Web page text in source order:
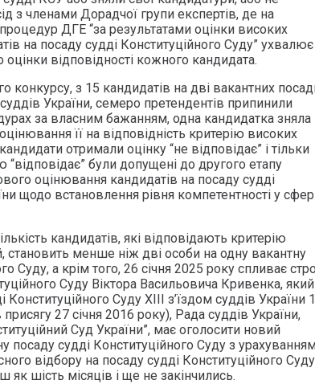
з членами Дорадчої групи експертів, де на
ДГЕ “за результатами оцінки високих
на посаду судді Конституційного Суду” ухвалює
відповідності кожного кандидата.
конкурсу, з 15 кандидатів на дві вакантних
України, семеро претендентів припинили
за власним бажанням, одна кандидатка зняла
її на відповідність критерію високих
отримали оцінку “не відповідає” і тільки
“відповідає” були допущені до другого етапу
оцінювання кандидатів на посаду судді
щодо встановлення рівня компетентності у
кандидатів, які відповідають критерію
становить менше ніж дві особи на одну вакантну
Суду, а крім того, 26 січня 2025 року спливає
Суду Віктора Васильовича Кривенка, який
Суду XІІІ з’їздом суддів України
27 січня 2016 року), Рада суддів України,
Суд України”, має оголосити новий
посаду судді Конституційного Суду з
відбору на посаду судді Конституційного Суду
шість місяців і ще не закінчились.